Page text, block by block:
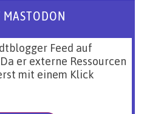
MASTODON
Feed auf
er externe Ressourcen
mit einem Klick